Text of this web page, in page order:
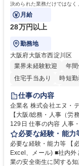
決められた業務だけではなく
て柔軟に対応いただくことを
月給
28万円以上
勤務地
大阪府大阪市西淀川区
業界未経験歓迎
年
住宅手当あり
時短勤
完全週休2日制
仕事の内容
企業名 株式会社エヌ・テ
【大阪/総務・人事（労
129日 仕事の内容 人事・総務・庶務業務等を幅広くお任せします。本社コ
ーポレート部門と連携
場を支えるバックオフ
とを期待します。 【詳細】■入退社手続き、社員情報管理■入社時オリエ
ンテーションの実施■勤
必要な経験・能力
必要な経験・能力等 【
Excel、メール) ■社内
業の安全衛生に関する知識